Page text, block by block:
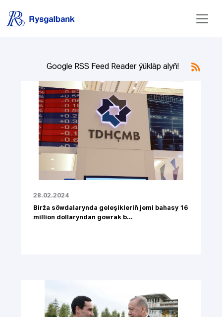
Google RSS Feed Reader ýükläp alyň!
28.02.2024
Birža söwdalarynda geleşikleriň jemi bahasy 16
million dollaryndan gowrak b...